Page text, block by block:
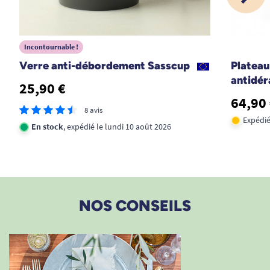
1 2 3
Incontournable !
Verre anti-débordement Sasscup
25,90 €
8 avis
En stock, expédié le lundi 10 août 2026
64,90
NOS CONSEILS